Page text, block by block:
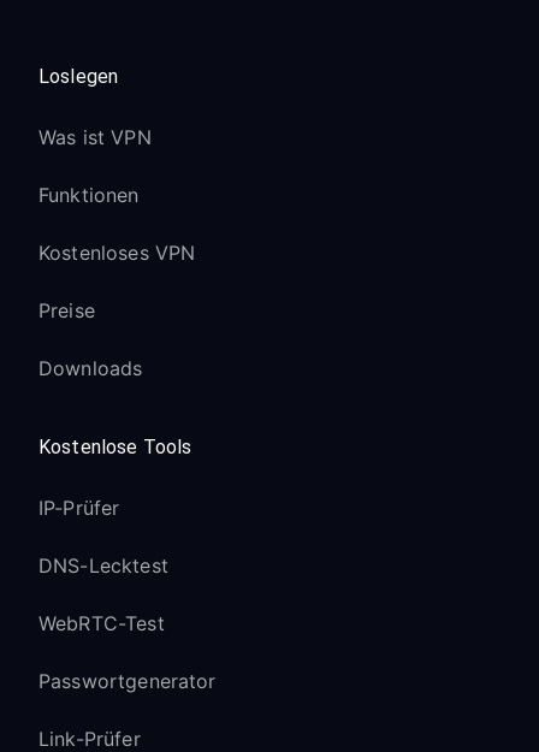
Loslegen
Was ist VPN
Funktionen
Kostenloses VPN
Preise
Downloads
Kostenlose Tools
IP-Prüfer
DNS-Lecktest
WebRTC-Test
Passwortgenerator
Link-Prüfer